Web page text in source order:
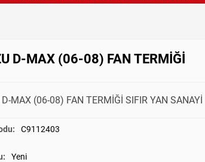
D-MAX (06-08) FAN TERMİĞİ
D-MAX (06-08) FAN TERMİĞİ SIFIR YAN SANAYİ
C9112403
Yeni